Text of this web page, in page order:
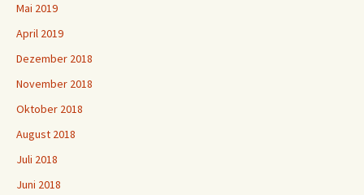
Mai 2019
April 2019
Dezember 2018
November 2018
Oktober 2018
August 2018
Juli 2018
Juni 2018